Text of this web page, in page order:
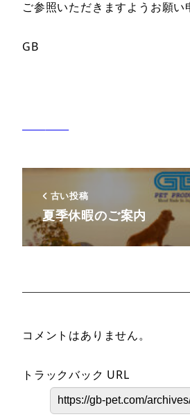
ご参照いただきますようお願い
GB
古い投稿
夏季休暇のご案内
コメントはありません。
トラックバック URL